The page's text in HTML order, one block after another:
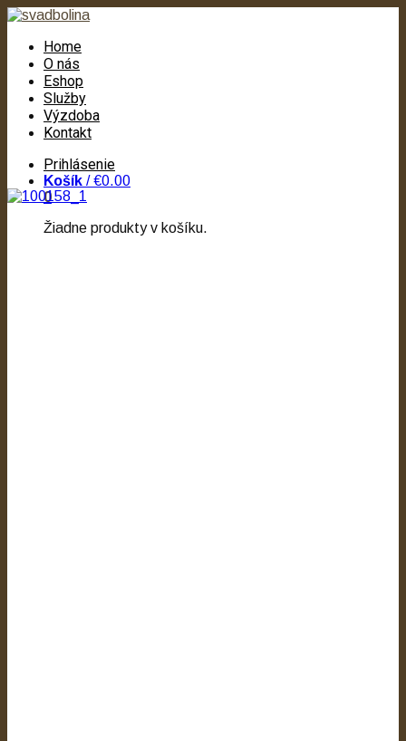
Home
O nás
Eshop
Služby
Výzdoba
Kontakt
Prihlásenie
Košík /€0.00
0
Žiadne produkty v košíku.